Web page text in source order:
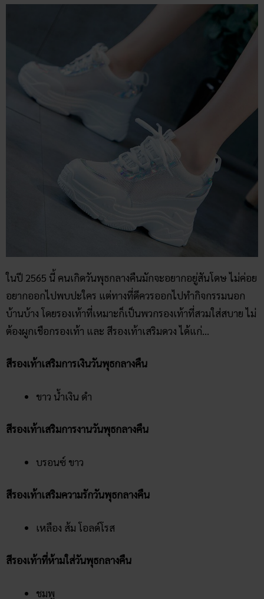
ในปี 2565 นี้ คนเกิดวันพุธกลางคืนมักจะอยากอยู่สันโดษ ไม่ค่อย
อยากออกไปพบปะใคร แต่ทางที่ดีควรออกไปทำกิจกรรมนอก
บ้านบ้าง โดยรองเท้าที่เหมาะก็เป็นพวกรองเท้าที่สวมใส่สบาย ไม่
ต้องผูกเชือกรองเท้า และ สีรองเท้าเสริมดวง ได้แก่…
สีรองเท้าเสริมการเงินวันพุธกลางคืน
ขาว น้ำเงิน ดำ
สีรองเท้าเสริมการงานวันพุธกลางคืน
บรอนซ์ ขาว
สีรองเท้าเสริมความรักวันพุธกลางคืน
เหลือง ส้ม โอลด์โรส
สีรองเท้าที่ห้ามใส่วันพุธกลางคืน
ชมพู